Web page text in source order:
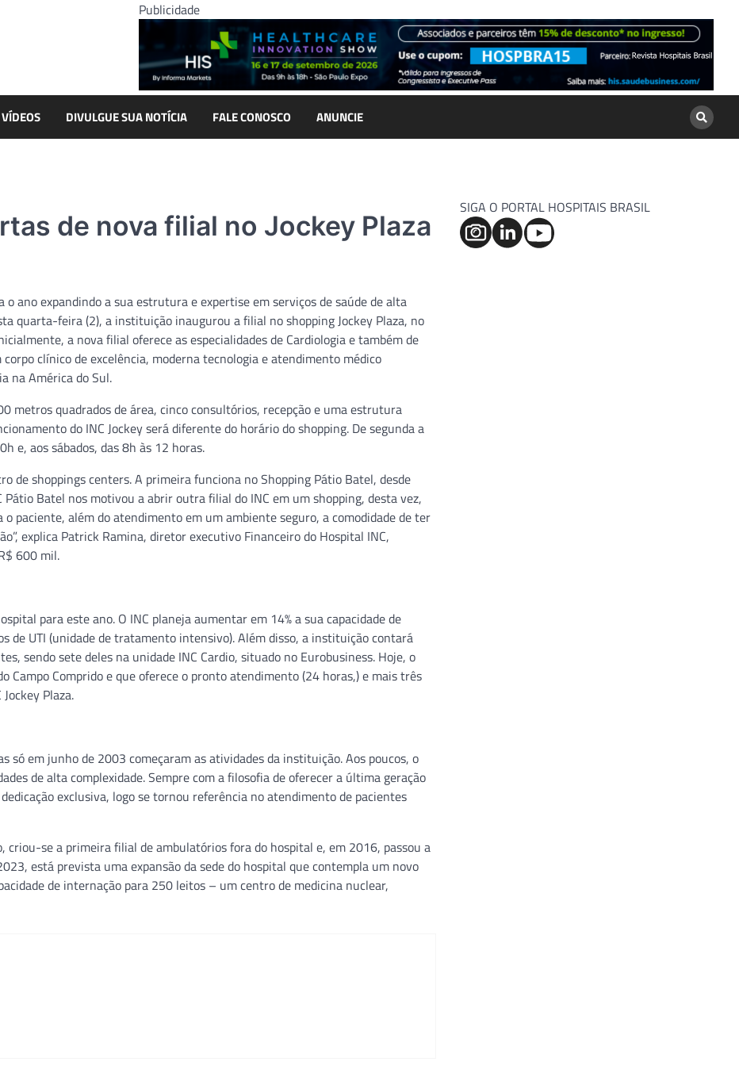
Publicidade
VÍDEOS DIVULGUE SUA NOTÍCIA FALE CONOSCO ANUNCIE
de nova filial no Jockey Plaza
ano expandindo a sua estrutura e expertise em serviços de saúde de alta
quarta-feira (2), a instituição inaugurou a filial no shopping Jockey Plaza, no
a nova filial oferece as especialidades de Cardiologia e também de
clínico de excelência, moderna tecnologia e atendimento médico
na América do Sul.
metros quadrados de área, cinco consultórios, recepção e uma estrutura
do INC Jockey será diferente do horário do shopping. De segunda a
e, aos sábados, das 8h às 12 horas.
de shoppings centers. A primeira funciona no Shopping Pátio Batel, desde
Pátio Batel nos motivou a abrir outra filial do INC em um shopping, desta vez,
o paciente, além do atendimento em um ambiente seguro, a comodidade de ter
explica Patrick Ramina, diretor executivo Financeiro do Hospital INC,
600 mil.
para este ano. O INC planeja aumentar em 14% a sua capacidade de
de UTI (unidade de tratamento intensivo). Além disso, a instituição contará
sendo sete deles na unidade INC Cardio, situado no Eurobusiness. Hoje, o
Campo Comprido e que oferece o pronto atendimento (24 horas,) e mais três
Plaza.
só em junho de 2003 começaram as atividades da instituição. Aos poucos, o
de alta complexidade. Sempre com a filosofia de oferecer a última geração
exclusiva, logo se tornou referência no atendimento de pacientes
criou-se a primeira filial de ambulatórios fora do hospital e, em 2016, passou a
está prevista uma expansão da sede do hospital que contempla um novo
de internação para 250 leitos – um centro de medicina nuclear,
SIGA O PORTAL HOSPITAIS BRASIL